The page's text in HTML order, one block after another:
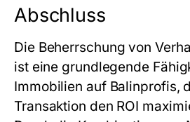
Abschluss
Die Beherrschung von
ist eine grundlegende
Immobilien auf Balinprofis,
Transaktion den ROI